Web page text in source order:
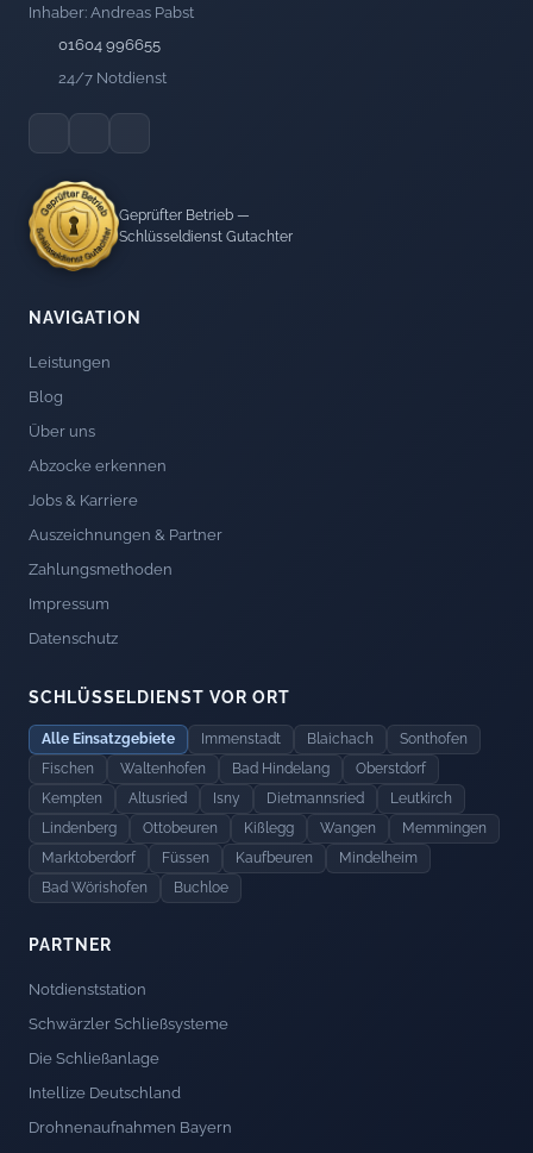
Inhaber: Andreas Pabst
01604 996655
24/7 Notdienst
Geprüfter Betrieb —
Schlüsseldienst Gutachter
NAVIGATION
Leistungen
Blog
Über uns
Abzocke erkennen
Jobs & Karriere
Auszeichnungen & Partner
Zahlungsmethoden
Impressum
Datenschutz
SCHLÜSSELDIENST VOR ORT
Alle Einsatzgebiete Immenstadt Blaichach
Sonthofen
Fischen
Waltenhofen Bad Hindelang
Oberstdorf
Kempten
Altusried Isny Dietmannsried
Leutkirch
Lindenberg
Ottobeuren Kißlegg Wangen
Memmingen
Marktoberdorf
Füssen Kaufbeuren
Mindelheim
Bad Wörishofen
Buchloe
PARTNER
Notdienststation
Schwärzler Schließsysteme
Die Schließanlage
Intellize Deutschland
Drohnenaufnahmen Bayern